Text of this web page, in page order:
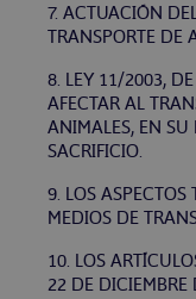
7. ACTUACIÓN
TRANSPORTE DE
8. LEY 11/2003,
AFECTAR AL
ANIMALES, EN SU
SACRIFICIO.
9. LOS
MEDIOS DE
10. LOS
22 DE DICIEMBRE